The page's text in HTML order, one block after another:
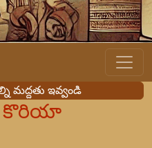
ఇవ్వండి
కొరియా